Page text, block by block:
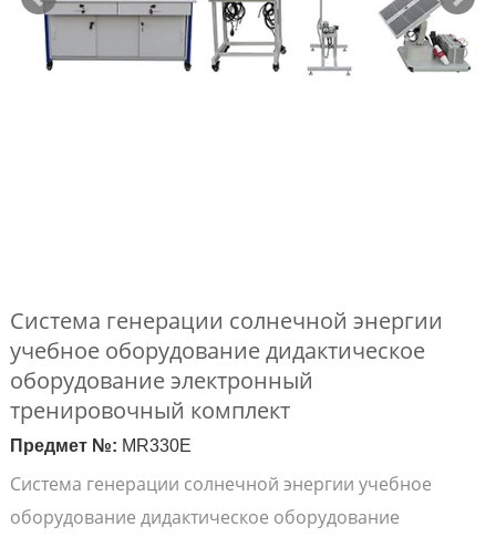
Система генерации солнечной энергии
учебное оборудование дидактическое
оборудование электронный
тренировочный комплект
Предмет №: MR330E
Система генерации солнечной энергии учебное
оборудование дидактическое оборудование